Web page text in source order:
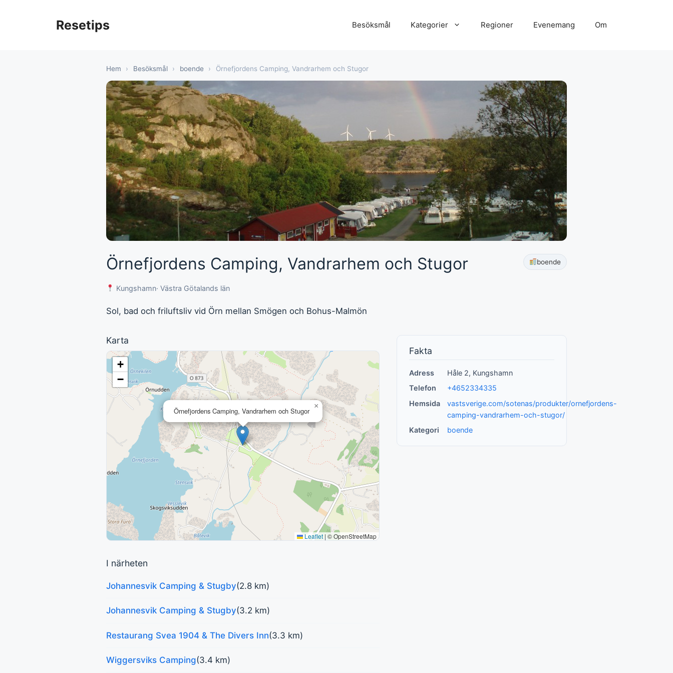
Resetips Besöksmål Kategorier Regioner Evenemang Om
Hem › Besöksmål › boende › Örnefjordens Camping, Vandrarhem och Stugor
Örnefjordens Camping, Vandrarhem och Stugor boende
Kungshamn· Västra Götalands län
Sol, bad och friluftsliv vid Örn mellan Smögen och Bohus-Malmön
Karta
Örnefjordens Camping, Vandrarhem och Stugor
×
+
−
Leaflet | © OpenStreetMap
I närheten
Johannesvik Camping & Stugby(2.8 km)
Johannesvik Camping & Stugby(3.2 km)
Restaurang Svea 1904 & The Divers Inn(3.3 km)
Wiggersviks Camping(3.4 km)
Fakta
Adress
Håle 2, Kungshamn
Telefon
+4652334335
Hemsida
vastsverige.com/sotenas/produkter/ornefjordens-
camping-vandrarhem-och-stugor/
Kategori
boende